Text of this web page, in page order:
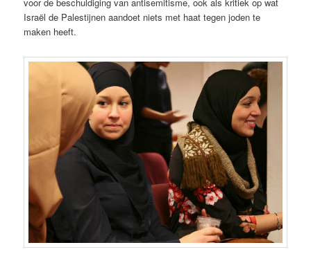
Israël de Palestijnen aandoet niets met haat tegen joden te
maken heeft.